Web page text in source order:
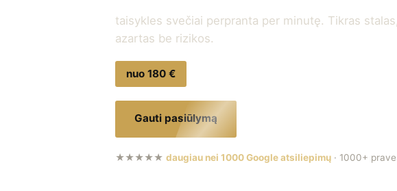
taisykles svečiai perpranta per minutę. Tikras
azartas be rizikos.
nuo 180 €
Gauti pasiūlymą
★★★★★ daugiau nei 1000 Google atsiliepimų · 1000+